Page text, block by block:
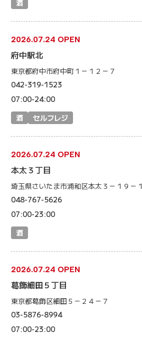
酒
2026.07.24 OPEN
府中駅北
東京都府中市府中町１－１２－７
042-319-1523
07:00-24:00
酒
セルフレジ
2026.07.24 OPEN
本太３丁目
埼玉県さいたま市浦和区本太３－１９－１
048-767-5626
07:00-23:00
酒
2026.07.24 OPEN
葛飾細田５丁目
東京都葛飾区細田５－２４－７
03-5876-8994
07:00-23:00